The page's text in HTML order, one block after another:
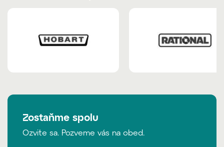
Zostaňme spolu
Ozvite sa. Pozveme vás na obed.